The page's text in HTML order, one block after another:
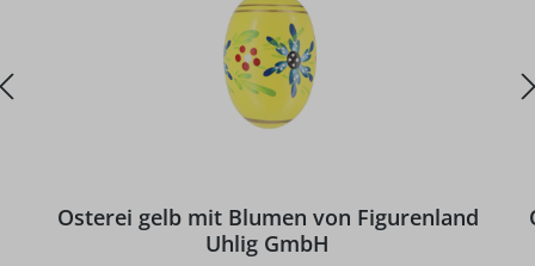
Osterei gelb mit Blumen von Figurenland
Uhlig GmbH